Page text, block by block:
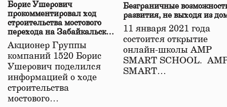
Борис Ушерович
прокомментировал ход
строительства мостового
перехода на Забайкальской
железной дороге
Акционер Группы
компаний 1520 Борис
Ушерович поделился
информацией о ходе
строительства
мостового…
Безграничные
развития, не выходя из
11 января 2021 года
состоится открытие
онлайн-школы АМР
SMART SCHOOL.
SMART…